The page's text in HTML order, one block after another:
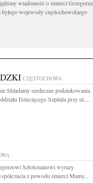
wiadomość o śmierci Grzegorza
wojewody częstochowskiego
CZĘSTOCHOWA
Składamy serdeczne podziekowania
Dziecięcego Szpitala przy ul....
Sztolcmanowi wyrazy
z powodu śmierci Mamy...